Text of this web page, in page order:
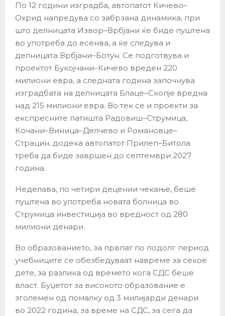
По 12 години изградба, автопатот Кичево–
Охрид напредува со забрзана динамика, при
што делницата Извор–Врбјани ќе биде пуштена
во употреба до есенва, а ќе следува и
делницата Врбјани–Ботун. Се подготвува и
проектот Букојчани–Кичево вреден 220
милиони евра, а следната година започнува
изградбата на делницата Блаце–Скопје вредна
над 215 милиони евра. Во тек се и проекти за
експресните патишта Радовиш–Струмица,
Кочани–Виница–Делчево и Романовце–
Страцин, додека автопатот Прилеп–Битола
треба да биде завршен до септември 2027
година.
Неделава, по четири децении чекање, беше
пуштена во употреба новата болница во
Струмица инвестиција во вредност од 280
милиони денари.
Во образованието, за првпат по подолг период
учебниците се обезбедуваат навреме за секое
дете, за разлика од времето кога СДС беше
власт. Буџетот за високото образование е
зголемен од помалку од 3 милијарди денари
во 2022 година, за време на СДС, за сега да